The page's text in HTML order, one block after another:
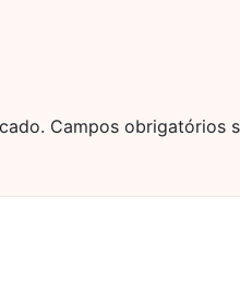
Campos obrigatórios